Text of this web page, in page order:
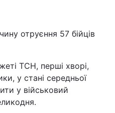
отруєння 57 бійців
ТСН, перші хворі,
у стані середньої
у військовий